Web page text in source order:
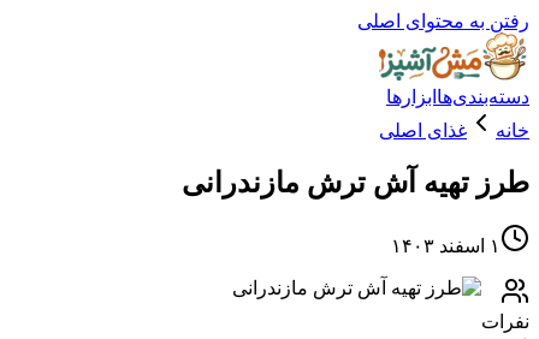
محتوای اصلی
ابزارها
غذای اصلی
آش ترش مازندرانی